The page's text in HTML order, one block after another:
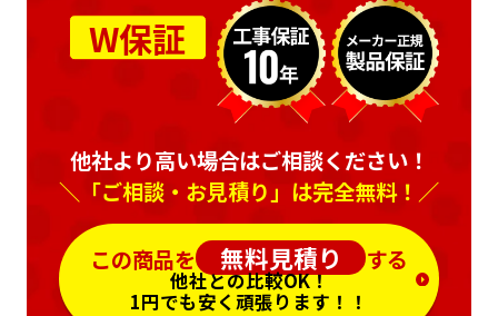
W保証
他社より高い場合はご相談ください！
＼「ご相談・お見積り」は完全無料！／
この商品を 無料見積り する
他社との比較OK！
1円でも安く頑張ります！！